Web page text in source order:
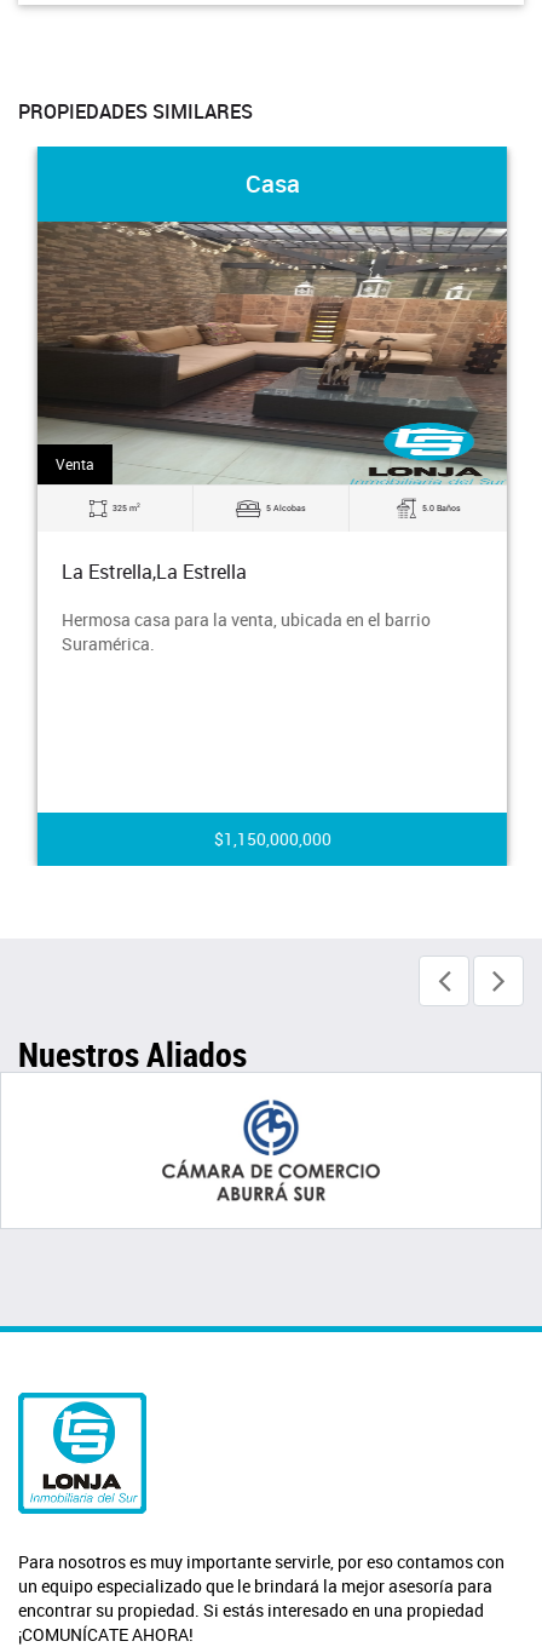
PROPIEDADES SIMILARES
Casa
Venta
325 m2 5 Alcobas 5.0 Baños
La Estrella,La Estrella
Hermosa casa para la venta, ubicada en el barrio
Suramérica.
$1,150,000,000
Nuestros Aliados
Para nosotros es muy importante servirle, por eso contamos con
un equipo especializado que le brindará la mejor asesoría para
encontrar su propiedad. Si estás interesado en una propiedad
¡COMUNÍCATE AHORA!